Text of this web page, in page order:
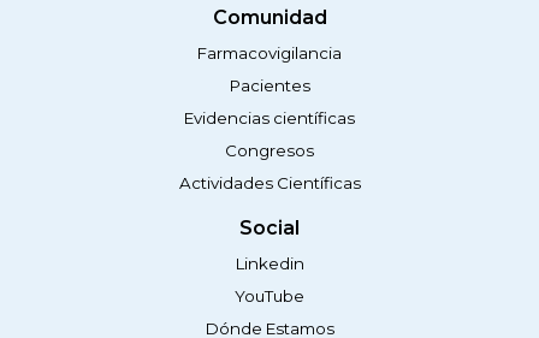
Comunidad
Farmacovigilancia
Pacientes
Evidencias científicas
Congresos
Actividades Científicas
Social
Linkedin
YouTube
Dónde Estamos